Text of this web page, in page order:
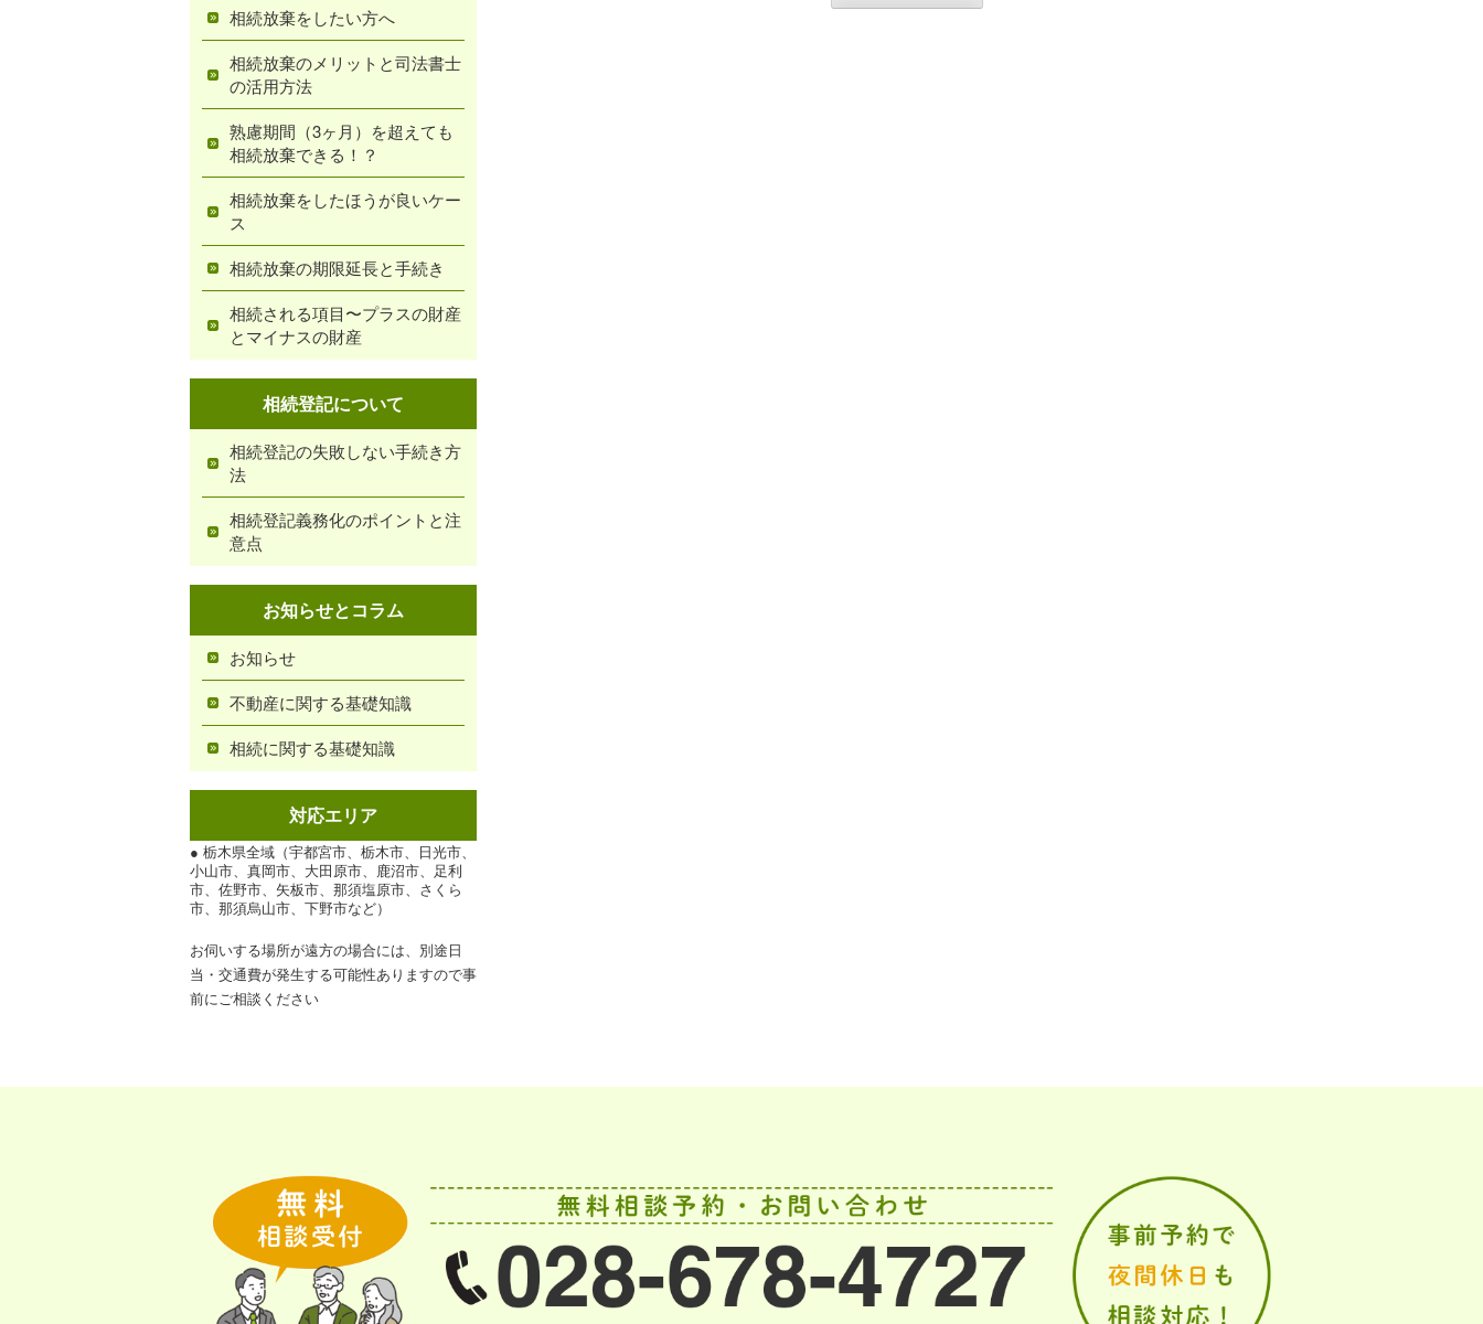
相続放棄をしたい方へ
相続放棄のメリットと司法書士
の活用方法
熟慮期間（3ヶ月）を超えても
相続放棄できる！？
相続放棄をしたほうが良いケー
ス
相続放棄の期限延長と手続き
相続される項目〜プラスの財産
とマイナスの財産
相続登記について
相続登記の失敗しない手続き方
法
相続登記義務化のポイントと注
意点
お知らせとコラム
お知らせ
不動産に関する基礎知識
相続に関する基礎知識
対応エリア
● 栃木県全域（宇都宮市、栃木市、日光市、
小山市、真岡市、大田原市、鹿沼市、足利
市、佐野市、矢板市、那須塩原市、さくら
市、那須烏山市、下野市など）
お伺いする場所が遠方の場合には、別途日
当・交通費が発生する可能性ありますので事
前にご相談ください